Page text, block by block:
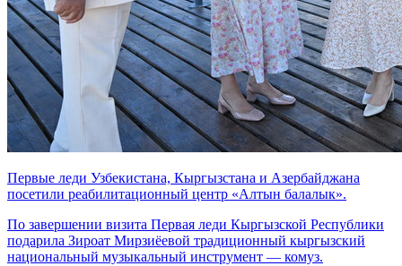
Первые леди Узбекистана, Кыргызстана и Азербайджана
посетили реабилитационный центр «Алтын балалык».
По завершении визита Первая леди Кыргызской Республики
подарила Зироат Мирзиёевой традиционный кыргызский
национальный музыкальный инструмент — комуз.